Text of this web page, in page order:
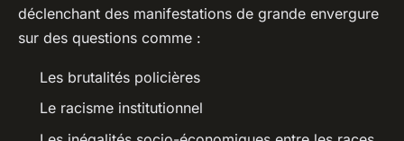
déclenchant des manifestations de grande envergure
sur des questions comme :
Les brutalités policières
Le racisme institutionnel